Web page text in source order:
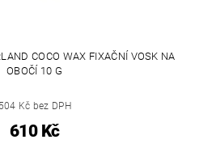
COCO WAX FIXAČNÍ VOSK NA
OBOČÍ 10 G
504 Kč bez DPH
610 Kč